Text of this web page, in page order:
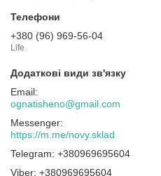
+380 (96) 969-56-04
Life
ognatisheno@gmail.com
https://m.me/novy.sklad
+380969695604
+380969695604